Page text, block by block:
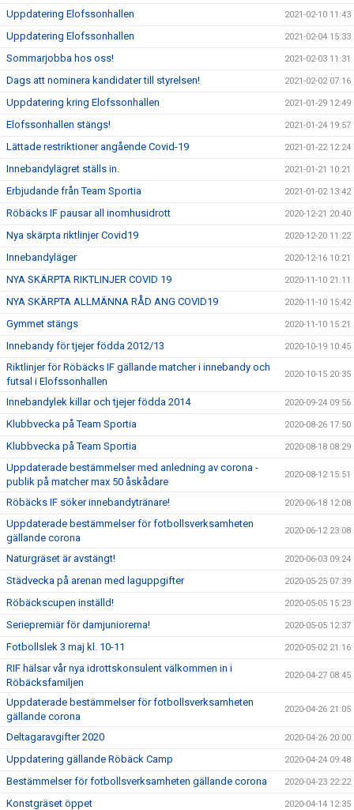
Uppdatering Elofssonhallen 2021-02-10 11:43
Uppdatering Elofssonhallen 2021-02-04 15:33
Sommarjobba hos oss! 2021-02-03 11:31
Dags att nominera kandidater till styrelsen! 2021-02-02 07:16
Uppdatering kring Elofssonhallen 2021-01-29 12:49
Elofssonhallen stängs! 2021-01-24 19:57
Lättade restriktioner angående Covid-19 2021-01-22 12:24
Innebandylägret ställs in. 2021-01-21 10:21
Erbjudande från Team Sportia 2021-01-02 13:42
Röbäcks IF pausar all inomhusidrott 2020-12-21 20:40
Nya skärpta riktlinjer Covid19 2020-12-20 11:22
Innebandyläger 2020-12-16 10:21
NYA SKÄRPTA RIKTLINJER COVID 19 2020-11-10 21:11
NYA SKÄRPTA ALLMÄNNA RÅD ANG COVID19 2020-11-10 15:42
Gymmet stängs 2020-11-10 15:21
Innebandy för tjejer födda 2012/13 2020-10-19 10:45
Riktlinjer för Röbäcks IF gällande matcher i innebandy och
futsal i Elofssonhallen
2020-10-15 20:35
Innebandylek killar och tjejer födda 2014 2020-09-24 09:56
Klubbvecka på Team Sportia 2020-08-26 17:50
Klubbvecka på Team Sportia 2020-08-18 08:29
Uppdaterade bestämmelser med anledning av corona -
publik på matcher max 50 åskådare
2020-08-12 15:51
Röbäcks IF söker innebandytränare! 2020-06-18 12:08
Uppdaterade bestämmelser för fotbollsverksamheten
gällande corona
2020-06-12 23:08
Naturgräset är avstängt! 2020-06-03 09:24
Städvecka på arenan med laguppgifter 2020-05-25 07:39
Röbäckscupen inställd! 2020-05-05 15:23
Seriepremiär för damjuniorerna! 2020-05-05 12:37
Fotbollslek 3 maj kl. 10-11 2020-05-02 21:16
RIF hälsar vår nya idrottskonsulent välkommen in i
Röbäcksfamiljen
2020-04-27 08:45
Uppdaterade bestämmelser för fotbollsverksamheten
gällande corona
2020-04-26 21:05
Deltagaravgifter 2020 2020-04-26 20:00
Uppdatering gällande Röbäck Camp 2020-04-24 09:48
Bestämmelser för fotbollsverksamheten gällande corona 2020-04-23 22:22
Konstgräset öppet 2020-04-14 12:35